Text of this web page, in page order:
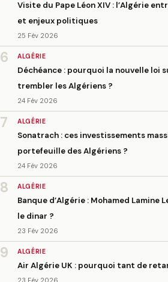
Visite du Pape Léon XIV : l’Algérie
et enjeux politiques
25 Fév 2026
6 ALGÉRIE
Déchéance : pourquoi la nouvelle loi
trembler les Algériens ?
24 Fév 2026
7 ALGÉRIE
Sonatrach : ces investissements
portefeuille des Algériens ?
24 Fév 2026
8 ALGÉRIE
Banque d’Algérie : Mohamed
le dinar ?
23 Fév 2026
9 ALGÉRIE
Air Algérie UK : pourquoi tant de
23 Fév 2026